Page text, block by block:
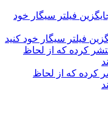
فیلتر سیگار خود کنید
کرده که از لحاظ